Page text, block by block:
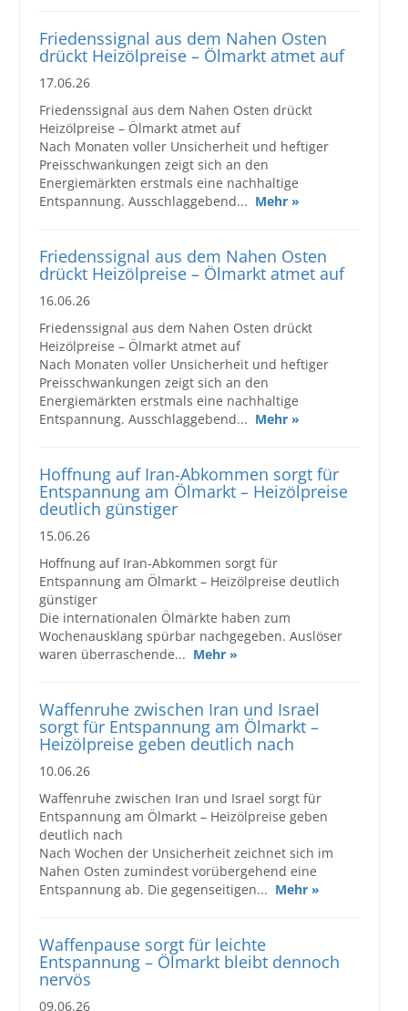
Friedenssignal aus dem Nahen Osten
drückt Heizölpreise – Ölmarkt atmet auf
17.06.26
Friedenssignal aus dem Nahen Osten drückt
Heizölpreise – Ölmarkt atmet auf
Nach Monaten voller Unsicherheit und heftiger
Preisschwankungen zeigt sich an den
Energiemärkten erstmals eine nachhaltige
Entspannung. Ausschlaggebend... Mehr »
Friedenssignal aus dem Nahen Osten
drückt Heizölpreise – Ölmarkt atmet auf
16.06.26
Friedenssignal aus dem Nahen Osten drückt
Heizölpreise – Ölmarkt atmet auf
Nach Monaten voller Unsicherheit und heftiger
Preisschwankungen zeigt sich an den
Energiemärkten erstmals eine nachhaltige
Entspannung. Ausschlaggebend... Mehr »
Hoffnung auf Iran-Abkommen sorgt für
Entspannung am Ölmarkt – Heizölpreise
deutlich günstiger
15.06.26
Hoffnung auf Iran-Abkommen sorgt für
Entspannung am Ölmarkt – Heizölpreise deutlich
günstiger
Die internationalen Ölmärkte haben zum
Wochenausklang spürbar nachgegeben. Auslöser
waren überraschende... Mehr »
Waffenruhe zwischen Iran und Israel
sorgt für Entspannung am Ölmarkt –
Heizölpreise geben deutlich nach
10.06.26
Waffenruhe zwischen Iran und Israel sorgt für
Entspannung am Ölmarkt – Heizölpreise geben
deutlich nach
Nach Wochen der Unsicherheit zeichnet sich im
Nahen Osten zumindest vorübergehend eine
Entspannung ab. Die gegenseitigen... Mehr »
Waffenpause sorgt für leichte
Entspannung – Ölmarkt bleibt dennoch
nervös
09.06.26